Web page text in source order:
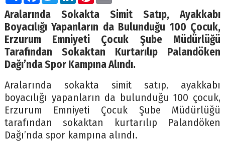
Aralarında Sokakta Simit Satıp, Ayakkabı
Boyacılığı Yapanların da Bulunduğu 100 Çocuk,
Erzurum Emniyeti Çocuk Şube Müdürlüğü
Tarafından Sokaktan Kurtarılıp Palandöken
Dağı’nda Spor Kampına Alındı.
Aralarında sokakta simit satıp, ayakkabı
boyacılığı yapanların da bulunduğu 100 çocuk,
Erzurum Emniyeti Çocuk Şube Müdürlüğü
tarafından sokaktan kurtarılıp Palandöken
Dağı’nda spor kampına alındı.